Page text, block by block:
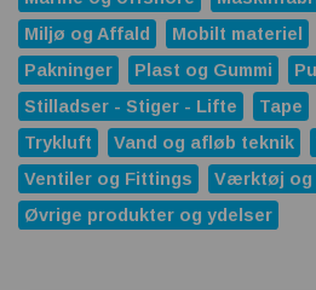
Miljø og Affald
Mobilt materiel
Pakninger
Plast og Gummi
Stilladser - Stiger - Lifte
Tape
Trykluft
Vand og afløb teknik
Ventiler og Fittings
Værktøj og
Øvrige produkter og ydelser